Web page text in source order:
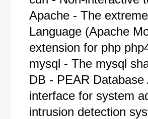
Apache - The
Language (Apache
extension for php
mysql - The mysql
DB - PEAR
interface for system
intrusion detection